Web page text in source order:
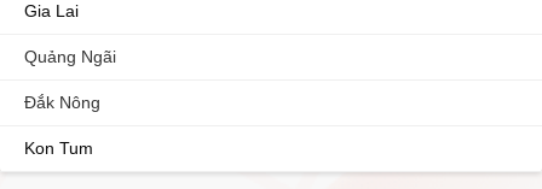
Gia Lai
Quảng Ngãi
Đắk Nông
Kon Tum